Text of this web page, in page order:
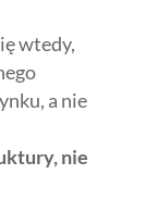
wtedy,
a nie
nie